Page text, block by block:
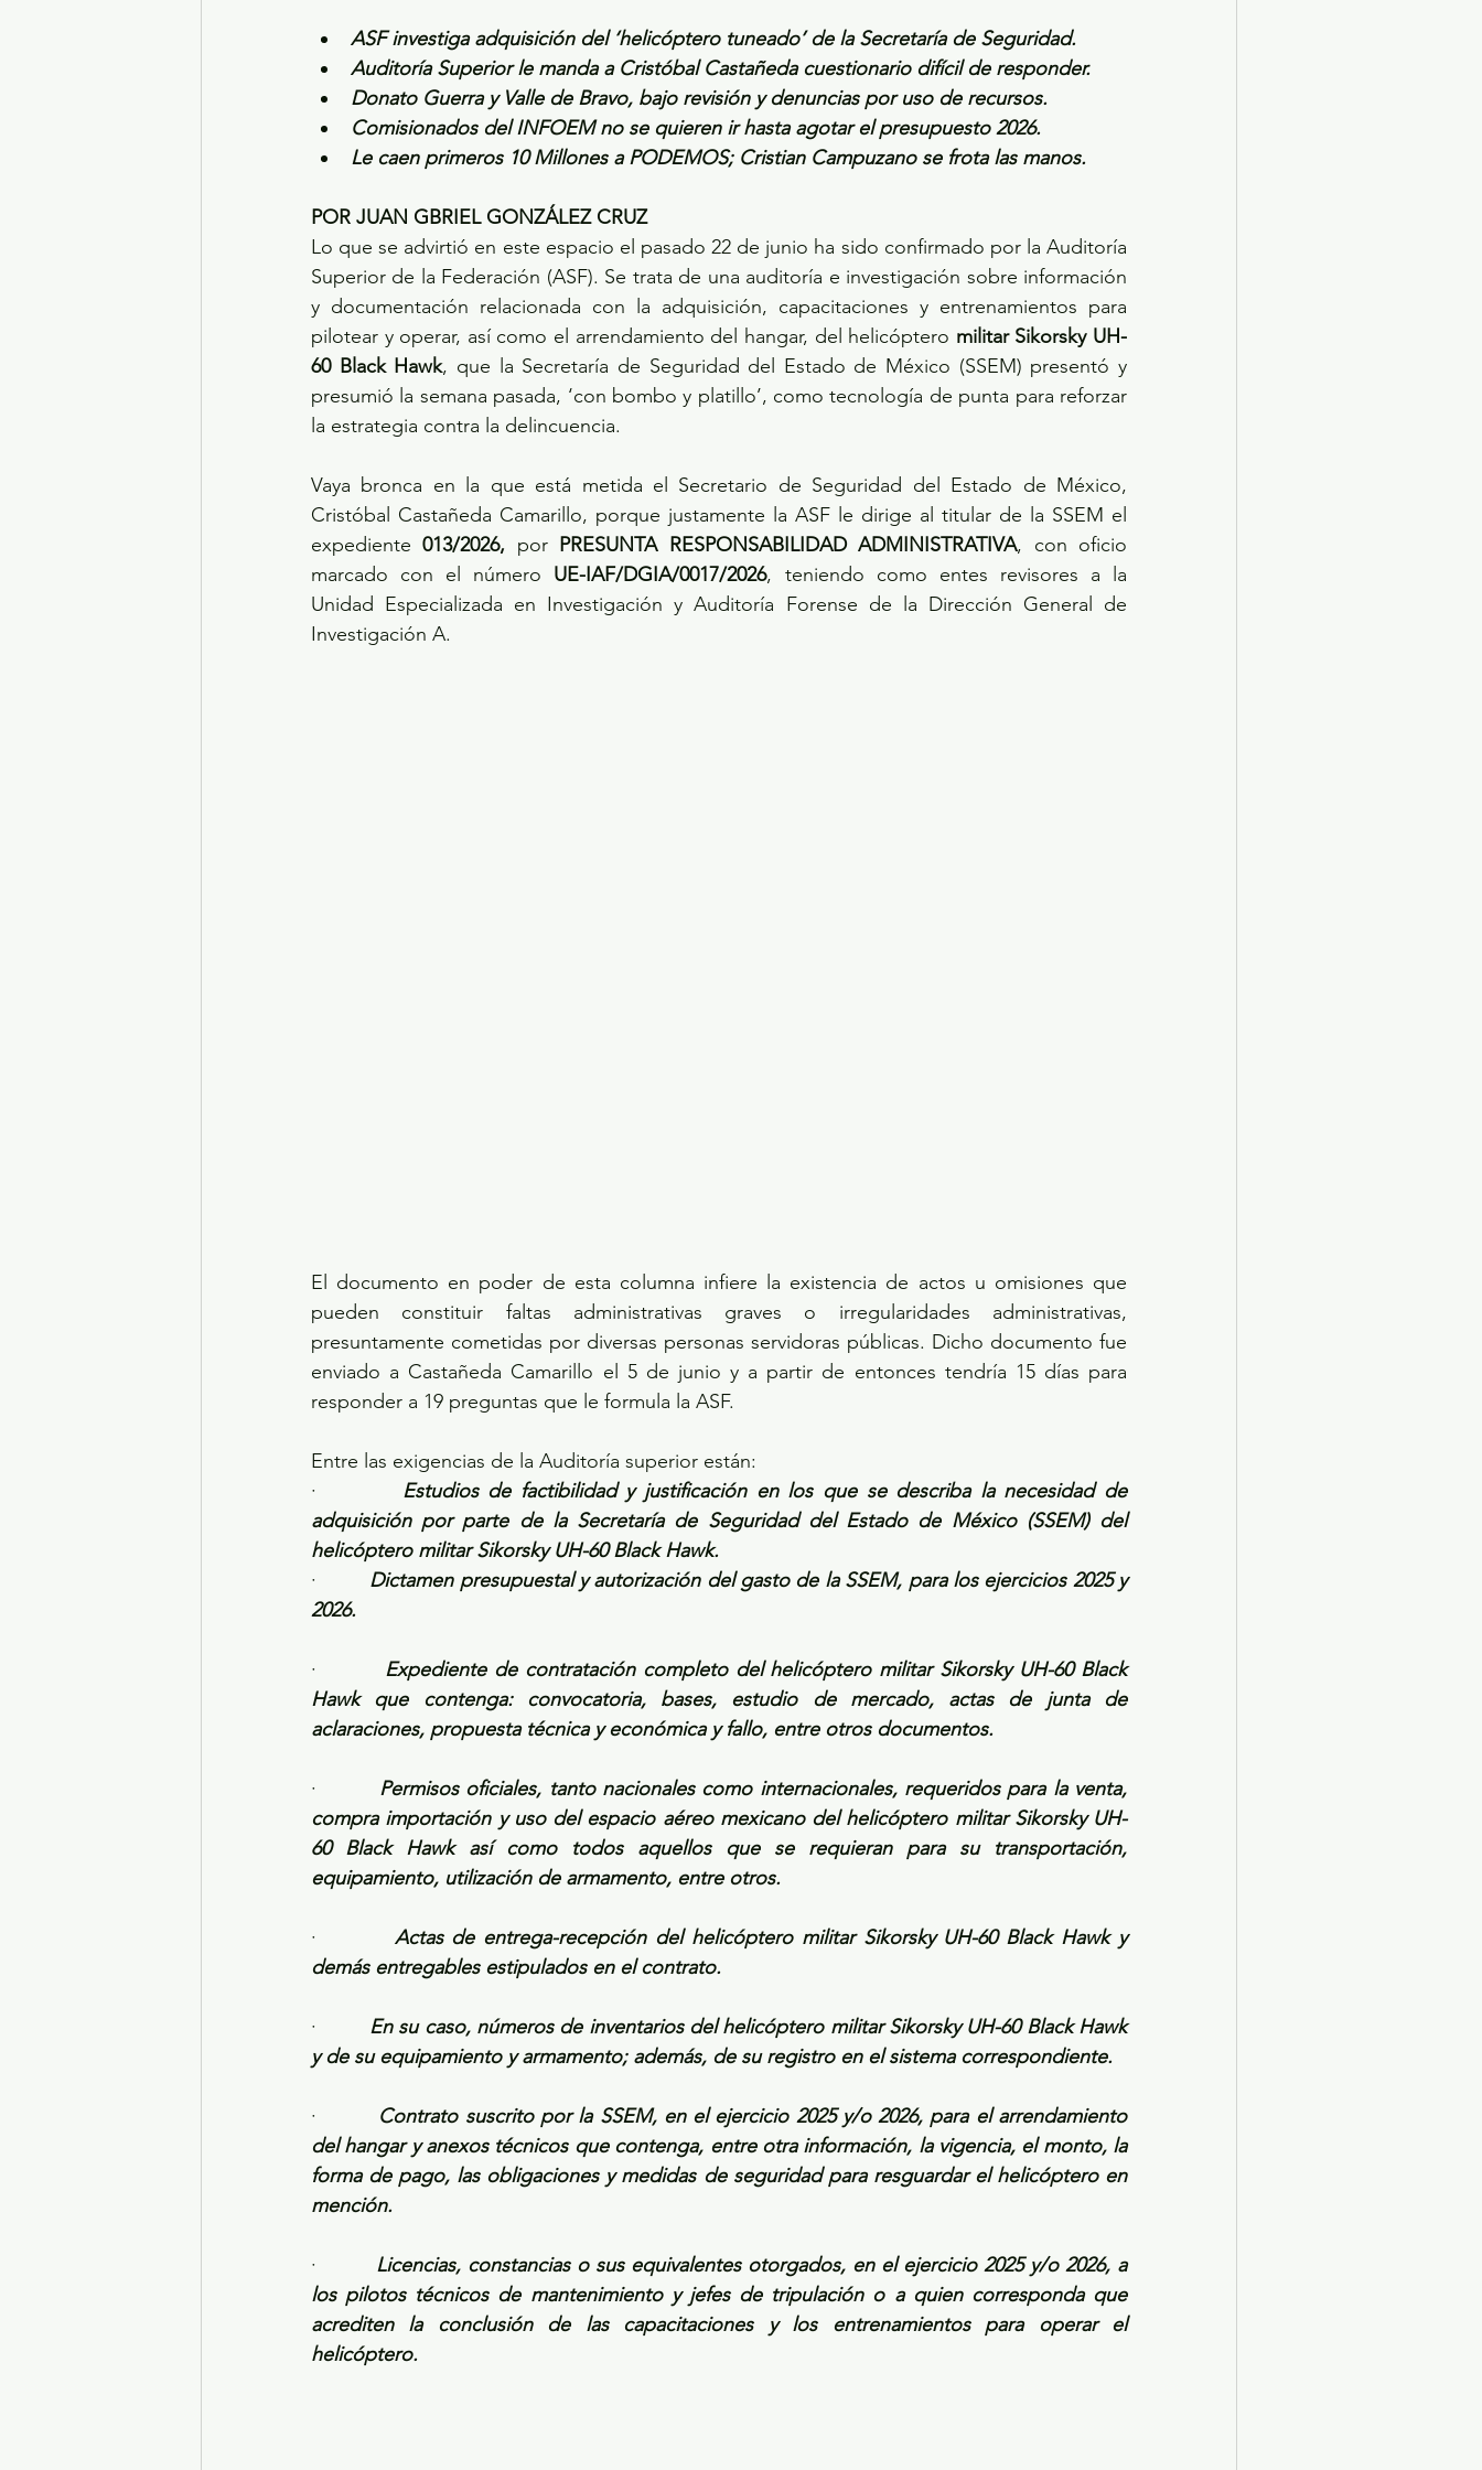
ASF investiga adquisición del ‘helicóptero tuneado’ de la Secretaría de Seguridad.
Auditoría Superior le manda a Cristóbal Castañeda cuestionario difícil de responder.
Donato Guerra y Valle de Bravo, bajo revisión y denuncias por uso de recursos.
Comisionados del INFOEM no se quieren ir hasta agotar el presupuesto 2026.
Le caen primeros 10 Millones a PODEMOS; Cristian Campuzano se frota las manos.
POR JUAN GBRIEL GONZÁLEZ CRUZ
Lo que se advirtió en este espacio el pasado 22 de junio ha sido confirmado por la Auditoría
Superior de la Federación (ASF). Se trata de una auditoría e investigación sobre información
y documentación relacionada con la adquisición, capacitaciones y entrenamientos para
pilotear y operar, así como el arrendamiento del hangar, del helicóptero militar Sikorsky UH-
60 Black Hawk, que la Secretaría de Seguridad del Estado de México (SSEM) presentó y
presumió la semana pasada, ‘con bombo y platillo’, como tecnología de punta para reforzar
la estrategia contra la delincuencia.
Vaya bronca en la que está metida el Secretario de Seguridad del Estado de México,
Cristóbal Castañeda Camarillo, porque justamente la ASF le dirige al titular de la SSEM el
expediente 013/2026, por PRESUNTA RESPONSABILIDAD ADMINISTRATIVA, con oficio
marcado con el número UE-IAF/DGIA/0017/2026, teniendo como entes revisores a la
Unidad Especializada en Investigación y Auditoría Forense de la Dirección General de
Investigación A.
El documento en poder de esta columna infiere la existencia de actos u omisiones que
pueden constituir faltas administrativas graves o irregularidades administrativas,
presuntamente cometidas por diversas personas servidoras públicas. Dicho documento fue
enviado a Castañeda Camarillo el 5 de junio y a partir de entonces tendría 15 días para
responder a 19 preguntas que le formula la ASF.
Entre las exigencias de la Auditoría superior están:
· Estudios de factibilidad y justificación en los que se describa la necesidad de
adquisición por parte de la Secretaría de Seguridad del Estado de México (SSEM) del
helicóptero militar Sikorsky UH-60 Black Hawk.
· Dictamen presupuestal y autorización del gasto de la SSEM, para los ejercicios 2025 y
2026.
· ﻿﻿﻿Expediente de contratación completo del helicóptero militar Sikorsky UH-60 Black
Hawk que contenga: convocatoria, bases, estudio de mercado, actas de junta de
aclaraciones, propuesta técnica y económica y fallo, entre otros documentos.
· ﻿﻿﻿Permisos oficiales, tanto nacionales como internacionales, requeridos para la venta,
compra importación y uso del espacio aéreo mexicano del helicóptero militar Sikorsky UH-
60 Black Hawk así como todos aquellos que se requieran para su transportación,
equipamiento, utilización de armamento, entre otros.
· Actas de entrega-recepción del helicóptero militar Sikorsky UH-60 Black Hawk y
demás entregables estipulados en el contrato.
· En su caso, números de inventarios del helicóptero militar Sikorsky UH-60 Black Hawk
y de su equipamiento y armamento; además, de su registro en el sistema correspondiente.
· Contrato suscrito por la SSEM, en el ejercicio 2025 y/o 2026, para el arrendamiento
del hangar y anexos técnicos que contenga, entre otra información, la vigencia, el monto, la
forma de pago, las obligaciones y medidas de seguridad para resguardar el helicóptero en
mención.
· Licencias, constancias o sus equivalentes otorgados, en el ejercicio 2025 y/o 2026, a
los pilotos técnicos de mantenimiento y jefes de tripulación o a quien corresponda que
acrediten la conclusión de las capacitaciones y los entrenamientos para operar el
helicóptero.